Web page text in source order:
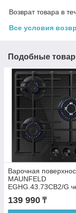
Возврат товара в
Все условия
Подобные
Варочная
MAUNFELD
EGHG.43.73CB2/G
139 990 ₸